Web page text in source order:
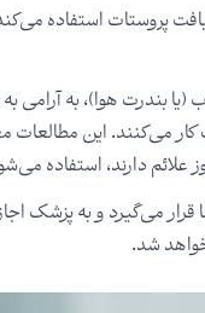
پروستات استفاده
(یا بندرت هوا)، به آرامی
می‌کنند. این مطالعات
دارند، استفاده
می‌گیرد و به پزشک
شد.